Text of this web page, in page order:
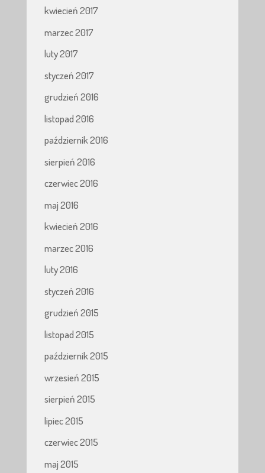
kwiecień 2017
marzec 2017
luty 2017
styczeń 2017
grudzień 2016
listopad 2016
październik 2016
sierpień 2016
czerwiec 2016
maj 2016
kwiecień 2016
marzec 2016
luty 2016
styczeń 2016
grudzień 2015
listopad 2015
październik 2015
wrzesień 2015
sierpień 2015
lipiec 2015
czerwiec 2015
maj 2015